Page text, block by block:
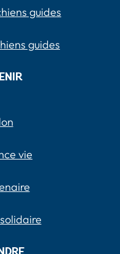
guides
guides
vie